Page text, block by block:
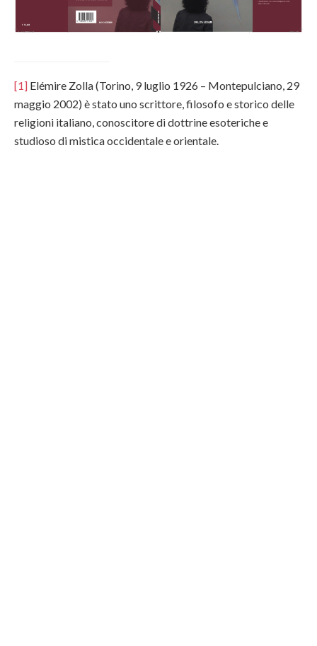
[1] Elémire Zolla (Torino, 9 luglio 1926 – Montepulciano, 29
maggio 2002) è stato uno scrittore, filosofo e storico delle
religioni italiano, conoscitore di dottrine esoteriche e
studioso di mistica occidentale e orientale.